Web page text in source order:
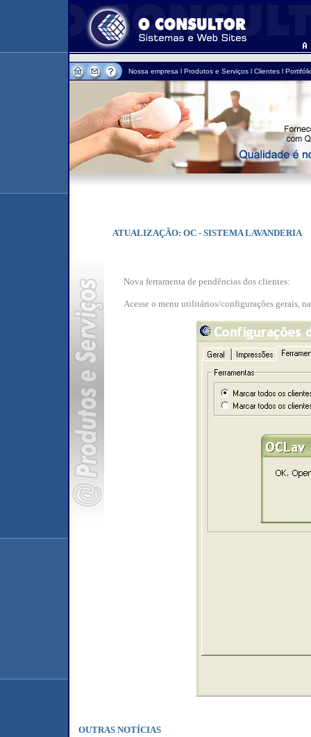
Nossa empresa l Produtos e Serviços l Clientes l
ATUALIZAÇÃO: OC - SISTEMA LAVANDERIA
Nova ferramenta de pendências dos clientes:
Acesse o menu utilitários/configurações gerais,
OUTRAS NOTÍCIAS